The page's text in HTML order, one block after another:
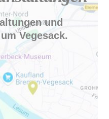
und
Vegesack.